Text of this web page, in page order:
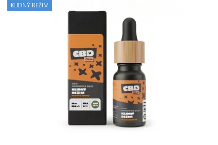
KLIDNÝ REŽIM